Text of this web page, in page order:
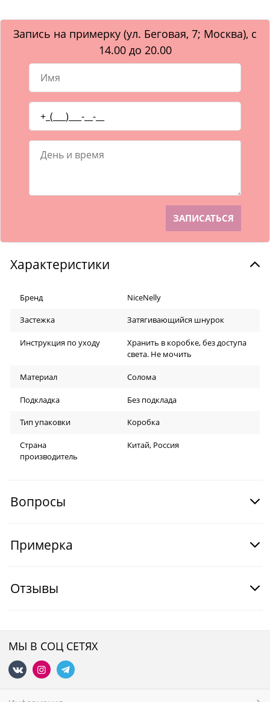
Запись на примерку (ул. Беговая, 7; Москва), с
14.00 до 20.00
Характеристики
Бренд NiceNelly
Застежка Затягивающийся шнурок
Инструкция по уходу
Хранить в коробке, без доступа
света. Не мочить
Материал Солома
Подкладка Без подклада
Тип упаковки Коробка
Страна
производитель
Китай, Россия
Вопросы
Примерка
Отзывы
МЫ В СОЦ СЕТЯХ